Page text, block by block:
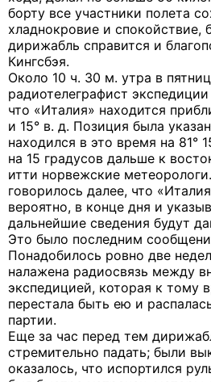
борту все участники полета
хладнокровие и спокойствие,
дирижабль справится и
Кингсбэя.
Около 10 ч. 30 м. утра в
радиотелеграфист
что «Италия» находится
и 15° в. д. Позиция была
находился в это время на 81°
на 15 градусов дальше к
итти норвежские
говорилось далее, что
вероятно, в конце дня и
дальнейшие сведения будут
Это было последним
Понадобилось ровно две
налажена радиосвязь между
экспедицией, которая к тому
перестала быть ею и
партии.
Еще за час перед тем
стремительно падать; были
оказалось, что испортился